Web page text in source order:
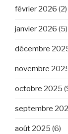
février 2026 (2)
janvier 2026 (5)
décembre
novembre
octobre 2025
septembre
août 2025 (6)